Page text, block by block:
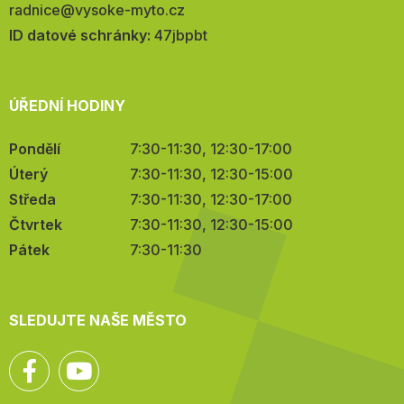
E-
mail:
radnice@vysoke-myto.cz
ID datové schránky: 47jbpbt
ÚŘEDNÍ HODINY
Pondělí
7:30-11:30, 12:30-17:00
Úterý
7:30-11:30, 12:30-15:00
Středa
7:30-11:30, 12:30-17:00
Čtvrtek
7:30-11:30, 12:30-15:00
Pátek
7:30-11:30
SLEDUJTE NAŠE MĚSTO
Facebook